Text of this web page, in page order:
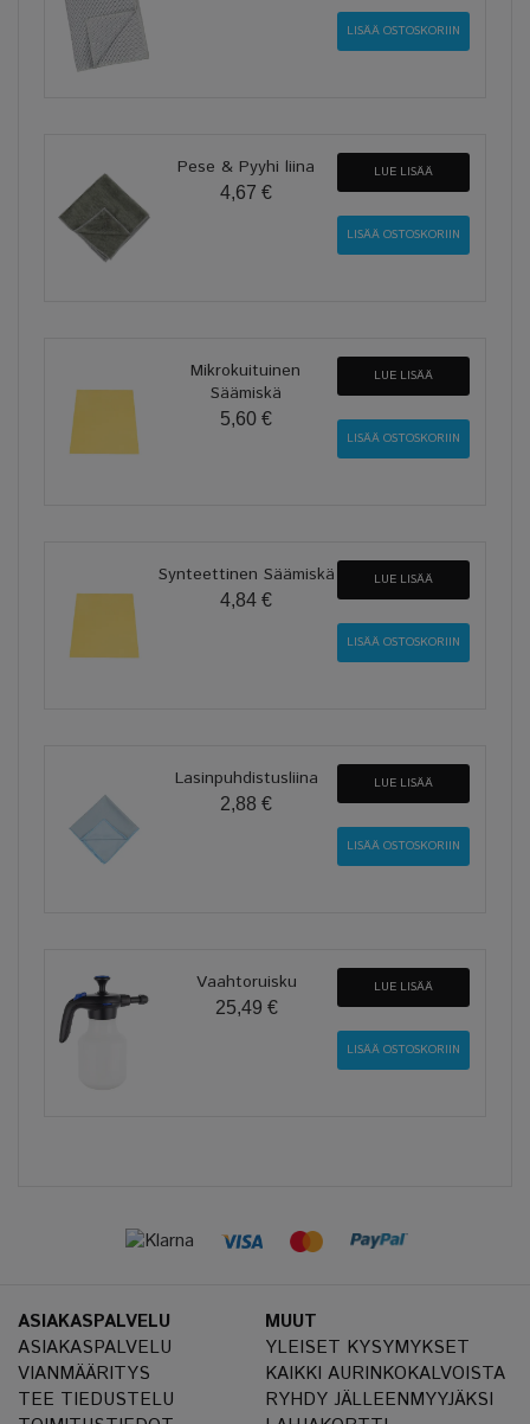
Pese & Pyyhi liina
4,67 €
LUE LISÄÄ
Mikrokuituinen
Säämiskä
5,60 €
LUE LISÄÄ
Synteettinen Säämiskä
4,84 €
LUE LISÄÄ
Lasinpuhdistusliina
2,88 €
LUE LISÄÄ
Vaahtoruisku
25,49 €
LUE LISÄÄ
ASIAKASPALVELU
ASIAKASPALVELU
VIANMÄÄRITYS
TEE TIEDUSTELU
MUUT
YLEISET KYSYMYKSET
KAIKKI AURINKOKALVOISTA
RYHDY JÄLLEENMYYJÄKSI